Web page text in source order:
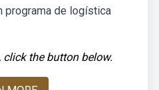
programa de logística
the button below.